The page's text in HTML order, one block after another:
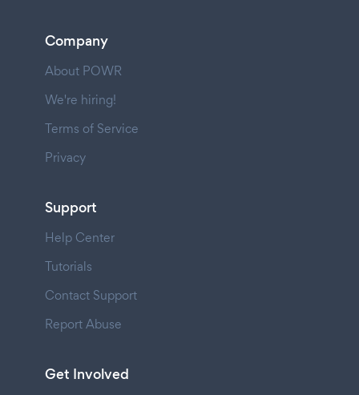
Company
About POWR
We're hiring!
Terms of Service
Privacy
Support
Help Center
Tutorials
Contact Support
Report Abuse
Get Involved